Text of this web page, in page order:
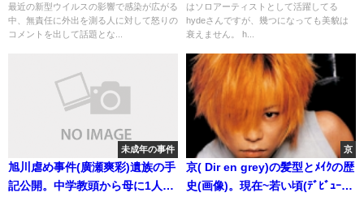
最近の新型ウイルスの影響で感染が広がる
中、無責任に外出を測る人に対して怒りの
コメントを出して話題とな...
はソロアーティストとして活躍してる
hydeさんですが、幾つになっても美貌は
衰えません。 h...
未成年の事件
旭川虐め事件(廣瀬爽彩)遺族の手
記公開。中学教頭から母に1人の
京
京( Dir en grey)の髪型とﾒｲｸの歴
史(画像)。現在~若い頃(ﾃﾞﾋﾞｭｰ当